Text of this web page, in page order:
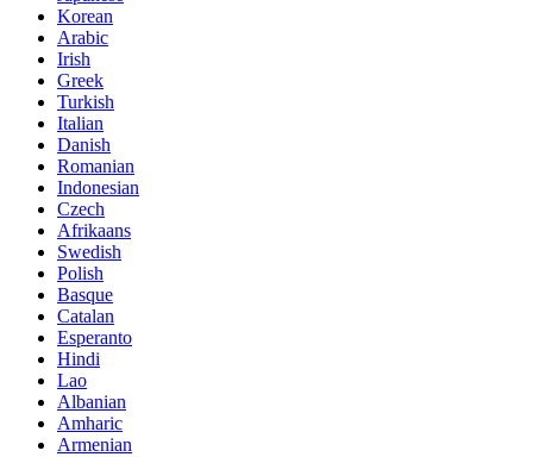
Korean
Arabic
Irish
Greek
Turkish
Italian
Danish
Romanian
Indonesian
Czech
Afrikaans
Swedish
Polish
Basque
Catalan
Esperanto
Hindi
Lao
Albanian
Amharic
Armenian